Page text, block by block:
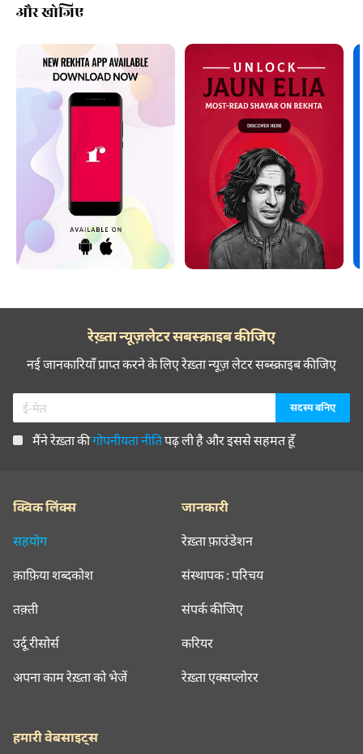
और खोजिए
रेख़्ता न्यूज़लेटर सबस्क्राइब कीजिए
नई जानकारियाँ प्राप्त करने के लिए रेख़्ता न्यूज़ लेटर सब्स्क्राइब कीजिए
मैंने रेख़्ता कीगोपनीयता नीतिपढ़ ली है और इससे सहमत हूँ
क्विक लिंक्स
सहयोग
क़ाफ़िया शब्दकोश
तक़्ती
उर्दू रीसोर्स
अपना काम रेख़्ता को भेजें
जानकारी
रेख़्ता फ़ाउंडेशन
संस्थापक : परिचय
संपर्क कीजिए
करियर
रेख़्ता एक्सप्लोरर
हमारी वेबसाइट्स